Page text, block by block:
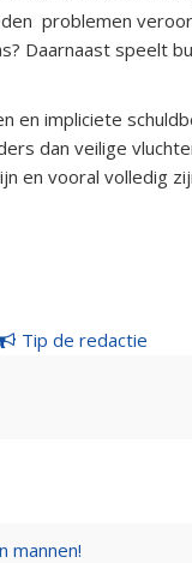
problemen
Daarnaast speelt
en impliciete
dan veilige
en vooral volledig
Tip de redactie
mannen!